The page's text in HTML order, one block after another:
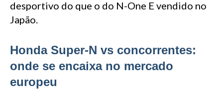
desportivo do que o do N-One E vendido no
Japão.
Honda Super-N vs concorrentes:
onde se encaixa no mercado
europeu